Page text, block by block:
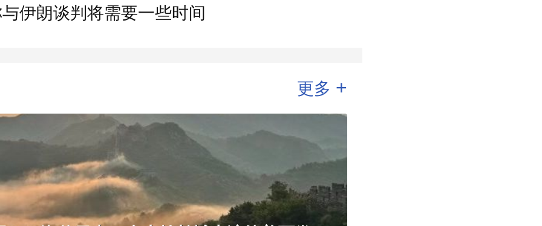
伊朗谈判将需要一些时间
更多 +